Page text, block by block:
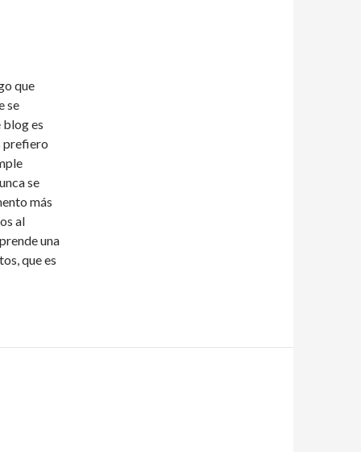
que
se
es
prefiero
se
más
al
una
que es
libres